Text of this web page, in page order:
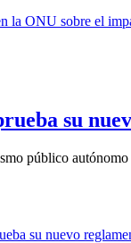
su
público